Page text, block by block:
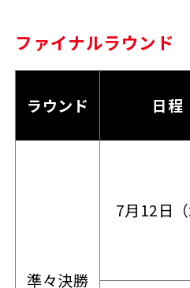
ファイナルラウンド
ラウンド 日程
準々決勝
7月12日（